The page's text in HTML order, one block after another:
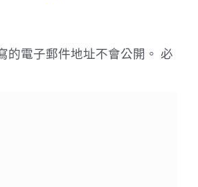
的電子郵件地址不會公開。 必